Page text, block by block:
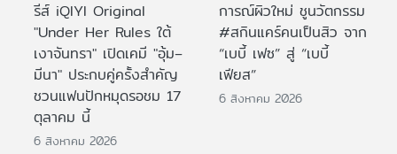
รีส์ iQIYI Original
"Under Her Rules ใต้
เงาจันทรา" เปิดเคมี "อุ้ม–
มีนา" ประกบคู่ครั้งสำคัญ
ชวนแฟนปักหมุดรอชม 17
ตุลาคม นี้
6 สิงหาคม 2026
การณ์ผิวใหม่ ชูนวัตกรรม
#สกินแคร์คนเป็นสิว จาก
“เบบี้ เฟซ” สู่ “เบบี้
เฟียส”
6 สิงหาคม 2026